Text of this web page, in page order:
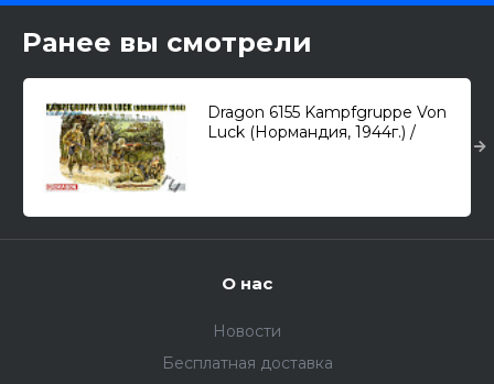
Ранее вы смотрели
Dragon 6155 Kampfgruppe Von
Luck (Нормандия, 1944г.) /
О нас
Новости
Бесплатная доставка